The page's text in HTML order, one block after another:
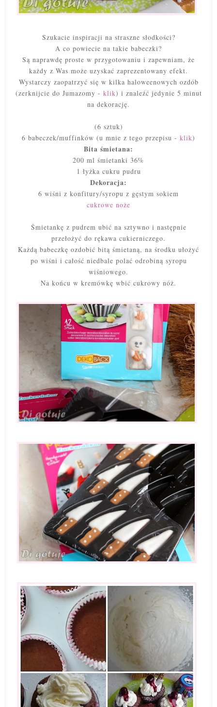
Szukacie inspiracji na straszne słodkości?
A co powiecie na takie babeczki?
Są naprawdę proste w przygotowaniu i zapewniam, że
każdy z Was może uzyskać zaprezentowany efekt.
Wystarczy zaopatrzyć się w kilka haloweenowych ozdób
(zerknijcie do Jumazomy - klik) i znaleźć jedynie 5 minut
na dekorację.
(6 sztuk)
6 babeczek/muffinków (u mnie z tego przepisu - klik)
Bita śmietana:
200 ml śmietanki 36%
1 łyżka cukru pudru
Dekoracja:
6 wiśni z konfitury/syropu z gęstym sokiem
cukrowe noże
Śmietankę z pudrem ubić na sztywno i następnie
przełożyć do rękawa cukierniczego.
Każdą babeczkę ozdobić bitą śmietaną, na środku ułożyć
po wiśni i całość niedbale polać odrobiną syropu
wiśniowego.
Na końcu w kremówkę wbić cukrowy nóż.